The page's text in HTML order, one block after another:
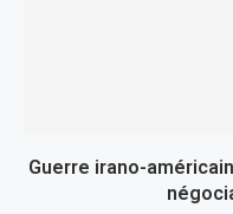
Guerre irano-